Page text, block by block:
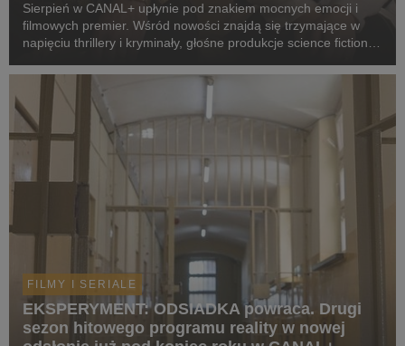
Sierpień w CANAL+ upłynie pod znakiem mocnych emocji i
filmowych premier. Wśród nowości znajdą się trzymające w
napięciu thrillery i kryminały, głośne produkcje science fiction,
Widzowie zobaczą m.in. serial „Skażeni...
FILMY I SERIALE
EKSPERYMENT: ODSIADKA powraca. Drugi
sezon hitowego programu reality w nowej